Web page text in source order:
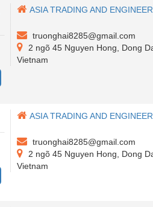
ASIA TRADING AND
truonghai8285@gmail.com
2 ngõ 45 Nguyen Hong, Dong
Vietnam
ASIA TRADING AND
truonghai8285@gmail.com
2 ngõ 45 Nguyen Hong, Dong
Vietnam